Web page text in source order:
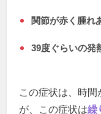
関節が赤く腫れ
39度ぐらいの発
この症状は、時
が、この症状は繰